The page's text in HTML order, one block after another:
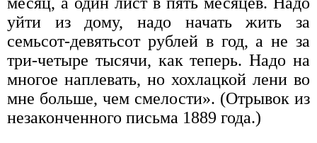
уйти из дому, надо начать жить за
семьсот-девятьсот рублей в год, а не за
три-четыре тысячи, как теперь. Надо на
многое наплевать, но хохлацкой лени во
мне больше, чем смелости». (Отрывок из
незаконченного письма 1889 года.)